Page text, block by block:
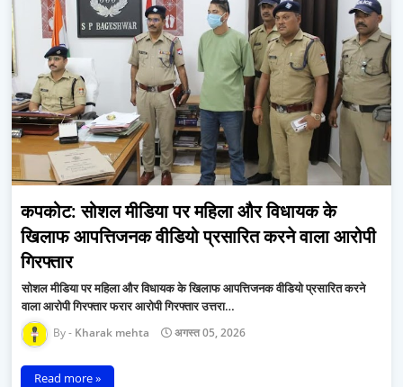
कपकोट: सोशल मीडिया पर महिला और विधायक के
खिलाफ आपत्तिजनक वीडियो प्रसारित करने वाला आरोपी
गिरफ्तार
सोशल मीडिया पर महिला और विधायक के खिलाफ आपत्तिजनक वीडियो प्रसारित करने
वाला आरोपी गिरफ्तार फरार आरोपी गिरफ्तार ​उत्तरा…
Kharak mehta अगस्त 05, 2026
Read more »